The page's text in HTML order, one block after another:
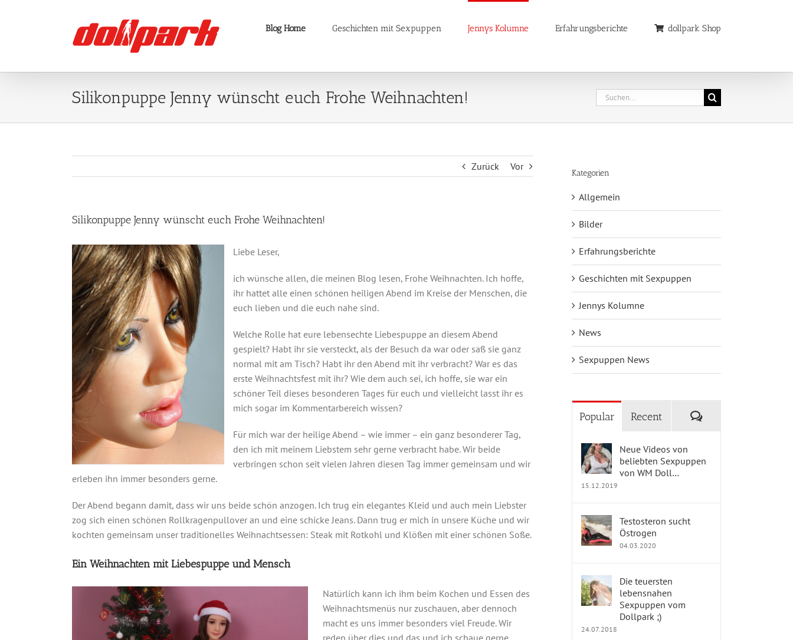
Blog Home Geschichten mit Sexpuppen Jennys Kolumne Erfahrungsberichte dollpark Shop
Silikonpuppe Jenny wünscht euch Frohe Weihnachten!
Suche
Zurück Vor
Silikonpuppe Jenny wünscht euch Frohe Weihnachten!
Liebe Leser,
ich wünsche allen, die meinen Blog lesen, Frohe Weihnachten. Ich hoffe,
ihr hattet alle einen schönen heiligen Abend im Kreise der Menschen, die
euch lieben und die euch nahe sind.
Welche Rolle hat eure lebensechte Liebespuppe an diesem Abend
gespielt? Habt ihr sie versteckt, als der Besuch da war oder saß sie ganz
normal mit am Tisch? Habt ihr den Abend mit ihr verbracht? War es das
erste Weihnachtsfest mit ihr? Wie dem auch sei, ich hoffe, sie war ein
schöner Teil dieses besonderen Tages für euch und vielleicht lasst ihr es
mich sogar im Kommentarbereich wissen?
Für mich war der heilige Abend – wie immer – ein ganz besonderer Tag,
den ich mit meinem Liebstem sehr gerne verbracht habe. Wir beide
verbringen schon seit vielen Jahren diesen Tag immer gemeinsam und wir
erleben ihn immer besonders gerne.
Der Abend begann damit, dass wir uns beide schön anzogen. Ich trug ein elegantes Kleid und auch mein Liebster
zog sich einen schönen Rollkragenpullover an und eine schicke Jeans. Dann trug er mich in unsere Küche und wir
kochten gemeinsam unser traditionelles Weihnachtsessen: Steak mit Rotkohl und Klößen mit einer schönen Soße.
Ein Weihnachten mit Liebespuppe und Mensch
Natürlich kann ich ihm beim Kochen und Essen des
Weihnachtsmenüs nur zuschauen, aber dennoch
macht es uns immer besonders viel Freude. Wir
reden über dies und das und ich schaue gerne
Kategorien
Allgemein
Bilder
Erfahrungsberichte
Geschichten mit Sexpuppen
Jennys Kolumne
News
Sexpuppen News
Popular Recent Comments
Neue Videos von
beliebten Sexpuppen
von WM Doll…
15.12.2019
Testosteron sucht
Östrogen
04.03.2020
Die teuersten
lebensnahen
Sexpuppen vom
Dollpark ;)
24.07.2018